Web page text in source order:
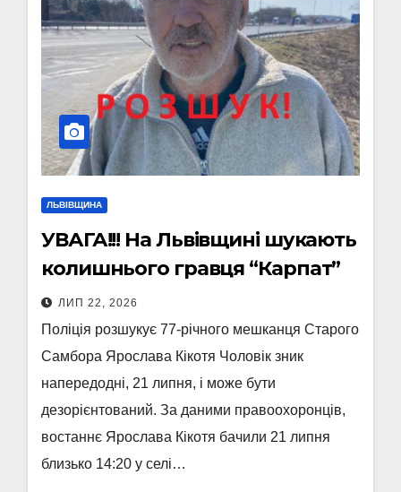
ЛЬВІВЩИНА
УВАГА!!! На Львівщині шукають
колишнього гравця “Карпат”
ЛИП 22, 2026
Поліція розшукує 77-річного мешканця Старого
Самбора Ярослава Кікотя Чоловік зник
напередодні, 21 липня, і може бути
дезорієнтований. За даними правоохоронців,
востаннє Ярослава Кікотя бачили 21 липня
близько 14:20 у селі…